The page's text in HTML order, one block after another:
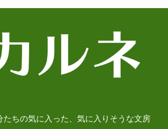
ちの気に入った、気に入りそうな文房